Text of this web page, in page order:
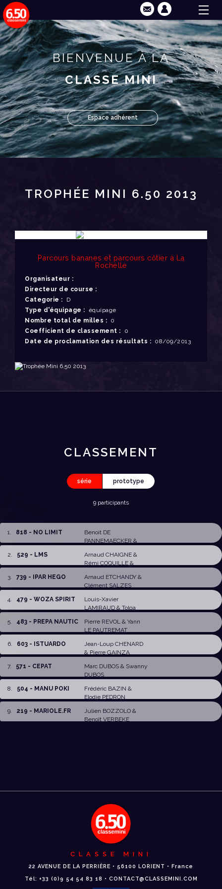
BIENVENUE À LA
CLASSE MINI
Espace adhérent
TROPHÉE MINI 6.50 2013
Parcours bananes et parcours côtier à La
Rochelle
Organisateur :
Directeur de course :
Categorie : D
Type d'équipage : équipage
Nombre total de milles : 0
Coefficient de classement : 0
Date de proclamation des résultats : 08/09/2013
CLASSEMENT
série prototype
9 participants
1 818 - NO LIMIT
Benoit DE
PANNEMAECKER &
FREBAULT
2 529 - LMS Arnaud CHAIGNE&
Rémi COQUILLE&
3 739 - IPAR HEGO Arnaud ETCHANDY&
Clément SALZES
4
479 - WOZA SPIRIT
Louis-Xavier
LAMIRAUD& Tolga
5 483 - PREPA NAUTIC Pierre REVOL & Yann
LE PAUTREMAT
6
603 - ISTUARDO
Jean-Loup CHENARD
& Pierre GAINZA
7. 571 - CEPAT Marc DUBOS& Swanny
DUBOS
8
504 - MANU POKI Frédéric BAZIN &
Elodie PEDRON
9
219 - MARIOLE.FR Julien BOZZOLO&
Benoît VERBEKE
CLASSE MINI
22 AVENUE DE LA PERRIÈRE • 56100 LORIENT • France
Tél: +33 (0)9 54 54 83 18 • CONTACT@CLASSEMINI.COM